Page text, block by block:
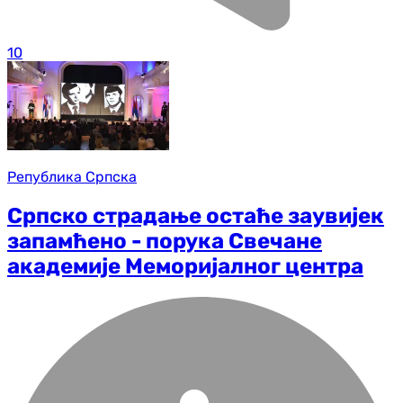
10
Република Српска
Српско страдање остаће заувијек
запамћено - порука Свечане
академије Меморијалног центра